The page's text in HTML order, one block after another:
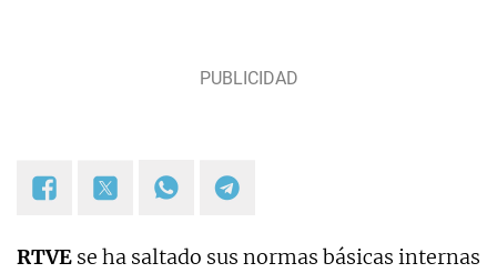
RTVE se ha saltado sus normas básicas internas